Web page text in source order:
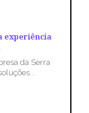
experiência
da Serra